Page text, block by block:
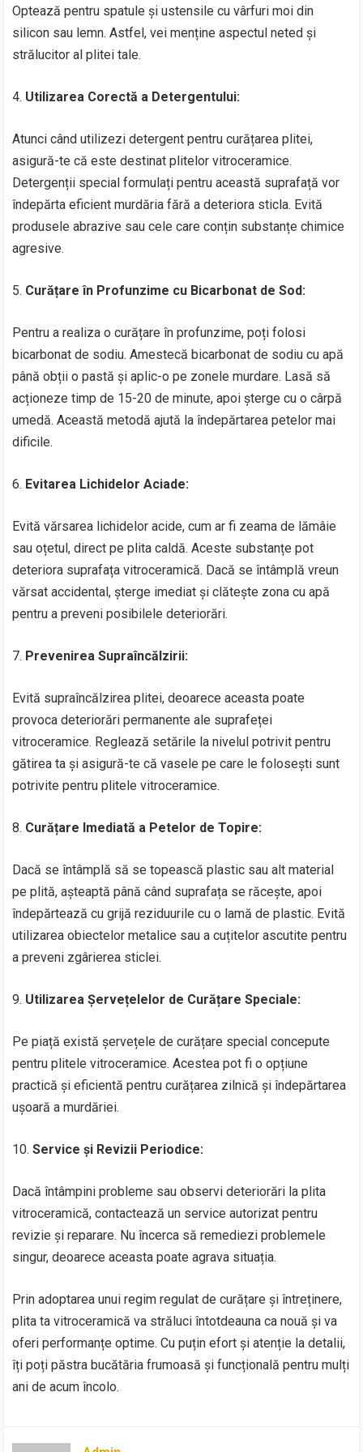
Optează pentru spatule și ustensile cu vârfuri moi din
silicon sau lemn. Astfel, vei menține aspectul neted și
strălucitor al plitei tale.
4. Utilizarea Corectă a Detergentului:
Atunci când utilizezi detergent pentru curățarea plitei,
asigură-te că este destinat plitelor vitroceramice.
Detergenții special formulați pentru această suprafață vor
îndepărta eficient murdăria fără a deteriora sticla. Evită
produsele abrazive sau cele care conțin substanțe chimice
agresive.
5. Curățare în Profunzime cu Bicarbonat de Sod:
Pentru a realiza o curățare în profunzime, poți folosi
bicarbonat de sodiu. Amestecă bicarbonat de sodiu cu apă
până obții o pastă și aplic-o pe zonele murdare. Lasă să
acționeze timp de 15-20 de minute, apoi șterge cu o cârpă
umedă. Această metodă ajută la îndepărtarea petelor mai
dificile.
6. Evitarea Lichidelor Aciade:
Evită vărsarea lichidelor acide, cum ar fi zeama de lămâie
sau oțetul, direct pe plita caldă. Aceste substanțe pot
deteriora suprafața vitroceramică. Dacă se întâmplă vreun
vărsat accidental, șterge imediat și clătește zona cu apă
pentru a preveni posibilele deteriorări.
7. Prevenirea Supraîncălzirii:
Evită supraîncălzirea plitei, deoarece aceasta poate
provoca deteriorări permanente ale suprafeței
vitroceramice. Reglează setările la nivelul potrivit pentru
gătirea ta și asigură-te că vasele pe care le folosești sunt
potrivite pentru plitele vitroceramice.
8. Curățare Imediată a Petelor de Topire:
Dacă se întâmplă să se topească plastic sau alt material
pe plită, așteaptă până când suprafața se răcește, apoi
îndepărtează cu grijă reziduurile cu o lamă de plastic. Evită
utilizarea obiectelor metalice sau a cuțitelor ascutite pentru
a preveni zgârierea sticlei.
9. Utilizarea Șervețelelor de Curățare Speciale:
Pe piață există șervețele de curățare special concepute
pentru plitele vitroceramice. Acestea pot fi o opțiune
practică și eficientă pentru curățarea zilnică și îndepărtarea
ușoară a murdăriei.
10.Service și Revizii Periodice:
Dacă întâmpini probleme sau observi deteriorări la plita
vitroceramică, contactează un service autorizat pentru
revizie și reparare. Nu încerca să remediezi problemele
singur, deoarece aceasta poate agrava situația.
Prin adoptarea unui regim regulat de curățare și întreținere,
plita ta vitroceramică va străluci întotdeauna ca nouă și va
oferi performanțe optime. Cu puțin efort și atenție la detalii,
îți poți păstra bucătăria frumoasă și funcțională pentru mulți
ani de acum încolo.